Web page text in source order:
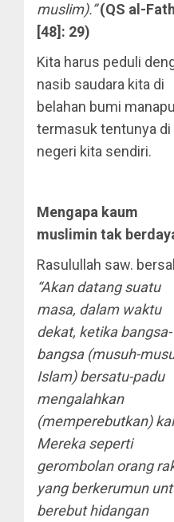
muslim).” (QS al-Fath
[48]: 29)
Kita harus peduli
nasib saudara kita di
belahan bumi
termasuk tentunya di
negeri kita sendiri.
Mengapa kaum
muslimin tak
Rasulullah saw.
“Akan datang suatu
masa, dalam waktu
dekat, ketika bangsa-
bangsa (musuh-
Islam) bersatu-padu
mengalahkan
(memperebutkan)
Mereka seperti
gerombolan orang
yang berkerumun
berebut hidangan